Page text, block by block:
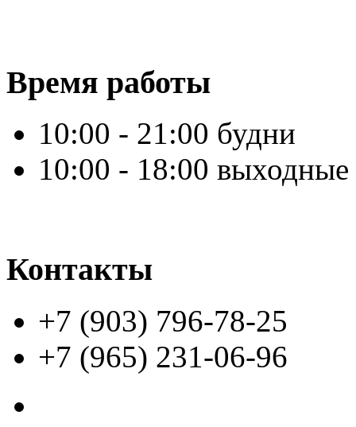
Время работы
10:00 - 21:00 будни
10:00 - 18:00 выходные
Контакты
+7 (903) 796-78-25
+7 (965) 231-06-96